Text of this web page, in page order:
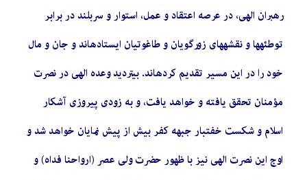
رهبران الهی، در عرصه اعتقاد و عمل، استوار و سربلند در برابر
توطئهها و نقشههای زورگویان و طاغوتیان ایستادهاند و جان و مال
خود را در این مسیر تقدیم کردهاند. بیتردید وعده الهی در نصرت
مؤمنان تحقق یافته و خواهد یافت، و به زودی پیروزی آشکار
اسلام و شکست خفتبار جبهه کفر بیش از پیش نمایان خواهد شد و
اوج این نصرت الهی نیز با ظهور حضرت ولی عصر (ارواحنا فداه) و